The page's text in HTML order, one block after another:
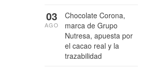
Chocolate Corona,
marca de Grupo
Nutresa, apuesta por
el cacao real y la
trazabilidad
03
AGO